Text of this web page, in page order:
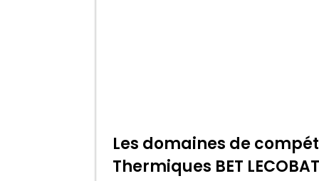
Les domaines de
Thermiques BET